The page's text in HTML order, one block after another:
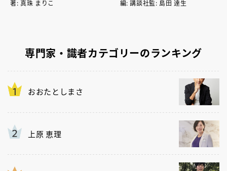
著: 真珠 まりこ 編: 講談社監: 島田 達生
専門家・識者カテゴリーのランキング
おおたとしまさ
上原 恵理